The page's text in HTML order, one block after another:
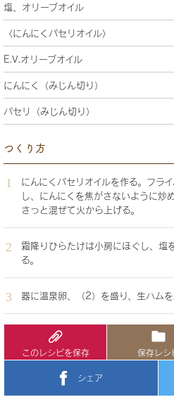
塩、オリーブオイル
〈にんにくパセリオイル〉
E.V.オリーブオイル
にんにく（みじん切り）
パセリ（みじん切り）
つくり方
にんにくパセリオイルを作る。フラ
し、にんにくを焦がさないように炒
さっと混ぜて火から上げる。
霜降りひらたけは小房にほぐし、塩
る。
器に温泉卵、（2）を盛り、生ハムを
このレシピを保存 保存レシ
シェア